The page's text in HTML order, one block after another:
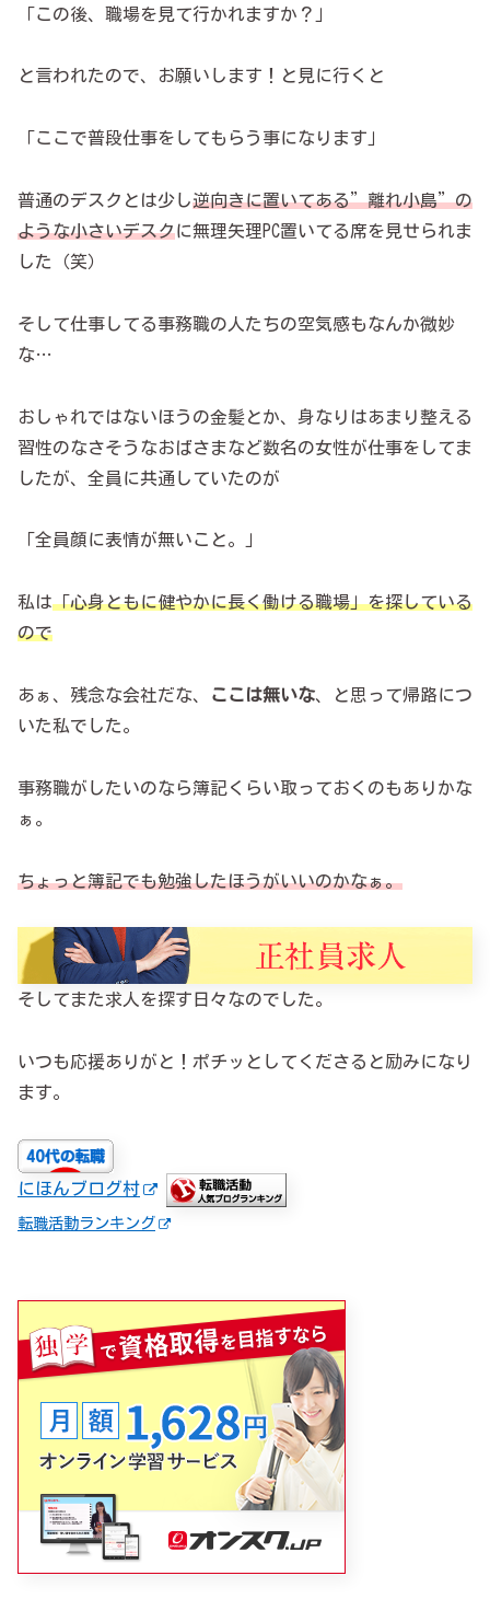
「この後、職場を見て行かれますか？」
と言われたので、お願いします！と見に行くと
「ここで普段仕事をしてもらう事になります」
普通のデスクとは少し逆向きに置いてある”離れ小島”の
ような小さいデスクに無理矢理PC置いてる席を見せられま
した（笑）
そして仕事してる事務職の人たちの空気感もなんか微妙
な…
おしゃれではないほうの金髪とか、身なりはあまり整える
習性のなさそうなおばさまなど数名の女性が仕事をしてま
したが、全員に共通していたのが
「全員顔に表情が無いこと。」
私は「心身ともに健やかに長く働ける職場」を探している
ので
あぁ、残念な会社だな、 ここは無いな、と思って帰路につ
いた私でした。
事務職がしたいのなら簿記くらい取っておくのもありかな
ぁ。
ちょっと簿記でも勉強したほうがいいのかなぁ。
そしてまた求人を探す日々なのでした。
いつも応援ありがと！ポチッとしてくださると励みになり
ます。
にほんブログ村
転職活動ランキング